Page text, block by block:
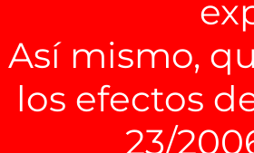
Así mismo,
los efectos
23/